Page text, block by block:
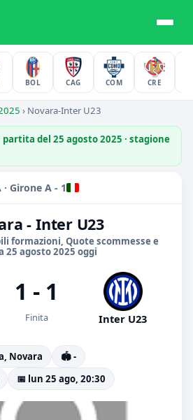
BOL CAG COM CRE
› Novara-Inter U23
partita del 25 agosto 2025 · stagione
Girone A - 1
- Inter U23
formazioni, Quote scommesse e
25 agosto 2025 oggi
1 - 1
Finita Inter U23
Novara
🏟️ -
📅 lun 25 ago, 20:30